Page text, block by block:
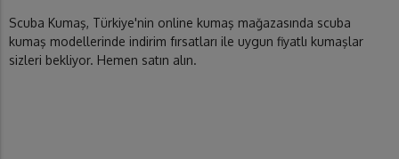
Scuba Kumaş, Türkiye'nin online kumaş mağazasında scuba
kumaş modellerinde indirim fırsatları ile uygun fiyatlı kumaşlar
sizleri bekliyor. Hemen satın alın.